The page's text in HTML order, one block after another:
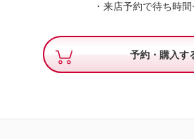
・来店予約で待ち時間
予約・購入す